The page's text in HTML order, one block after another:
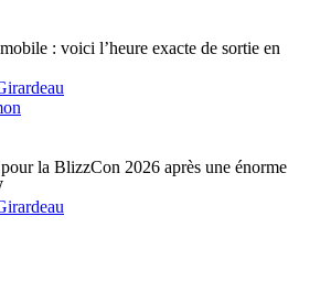
: voici l’heure exacte de sortie en
la BlizzCon 2026 après une énorme